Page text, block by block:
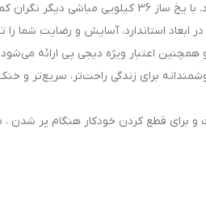
موجب صرفه‌جویی قابل توجه در مصرف انرژی و هزینه‌ها می‌شود. با یخ
ابعاد استاندارد، آسایش و رضایت شما
ماهه شرکت می سرویس و همچنین اعتبار ویژه دیجی پی
برای زندگی راحت‌تر، سریع‌تر و
برای قطع کردن خودکار هنگام پر شدن